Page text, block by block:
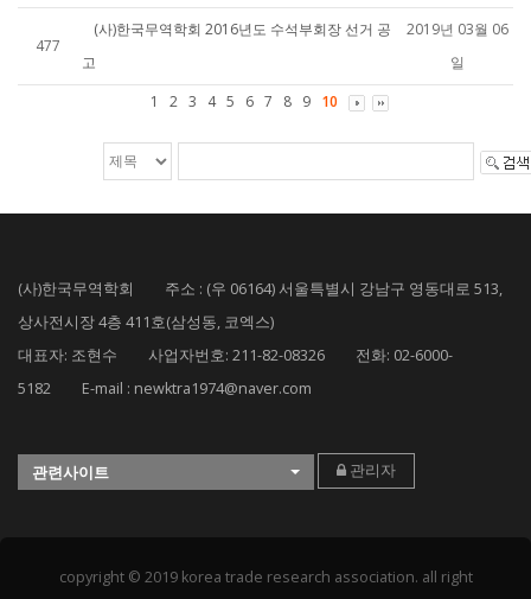
477
(사)한국무역학회 2016년도 수석부회장 선거 공
고
2019년 03월 06
일
1
2 3 4 5 6 7 8 9 10
(사)한국무역학회 주소 : (우 06164) 서울특별시 강남구 영동대로 513,
상사전시장 4층 411호(삼성동, 코엑스)
대표자: 조현수 사업자번호: 211-82-08326 전화: 02-6000-
5182 E-mail : newktra1974@naver.com
관련사이트 관리자
copyright © 2019 korea trade research association. all right